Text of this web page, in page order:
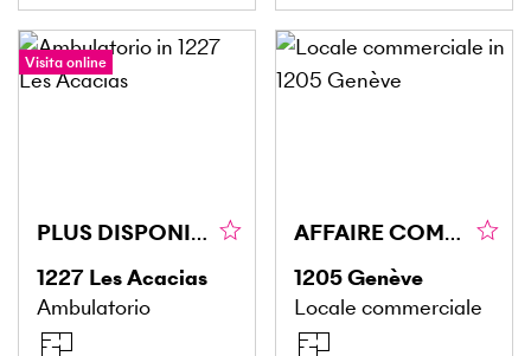
Visita online
PLUS DISPONIBLE PLUS DISPONIBLE
1227 Les Acacias
Ambulatorio
AFFAIRE COMMERCE - SITUATION IDÉALE
1205Genève
Locale commerciale